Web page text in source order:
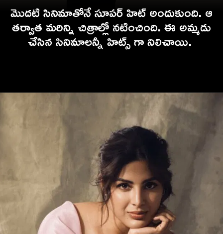
మొదటి సినిమాతోనే సూపర్ హిట్ అందుకుంది. ఆ
తర్వాత మరిన్ని చిత్రాల్లో నటించింది. ఈ అమ్మడు
చేసిన సినిమాలన్నీ హిట్స్ గా నిలిచాయి.